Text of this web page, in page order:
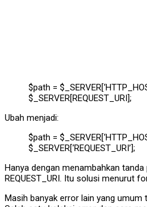
$path =
$_SERVER[REQUEST_URI];
Ubah menjadi:
$path =
$_SERVER[‘REQUEST_URI’];
Hanya dengan menambahkan
REQUEST_URI. Itu solusi menurut
Masih banyak error lain yang umum